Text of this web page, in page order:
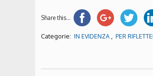
Share this...
Categorie: IN EVIDENZA , PER